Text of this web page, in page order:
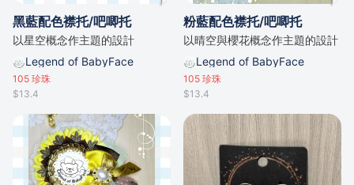
黑藍配色襟托/吧唧托
以星空概念作主題的設計
Legend of BabyFace
105 珍珠
$13.4
粉藍配色襟托/吧唧托
以晴空與櫻花概念作主題的設計
Legend of BabyFace
105 珍珠
$13.4